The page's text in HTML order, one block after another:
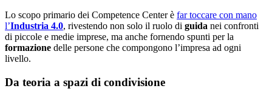
Lo scopo primario dei Competence Center è far toccare con mano
l’Industria 4.0, rivestendo non solo il ruolo di guida nei confronti
di piccole e medie imprese, ma anche fornendo spunti per la
formazione delle persone che compongono l’impresa ad ogni
livello.
Da teoria a spazi di condivisione